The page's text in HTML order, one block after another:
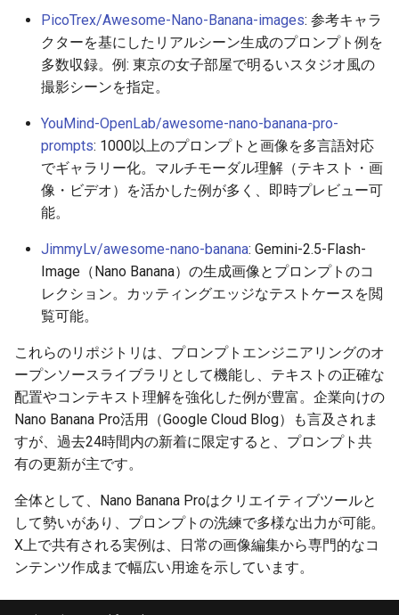
2026-05-20
2026-05-19
2026-05-18
2026-05-17
2026-05-15
2026-05-14
2026-05-12
2026-05-11
2026-05-09
2026-05-08
2026-05-07
2025-11-04
2025-11-03
2025-11-02
2025-11-01
2025-10-30
2025-10-29
2025-10-27
2025-10-26
2025-10-24
2025-10-23
2025-10-22
2026-05-20
2026-05-19
2026-05-18
2026-05-17
2026-05-15
2026-05-14
2026-05-12
2026-05-11
2026-05-09
2026-05-08
2026-05-07
2025-11-04
2025-11-03
2025-11-02
2025-11-01
2025-10-30
2025-10-29
2025-10-27
2025-10-26
2025-10-24
2025-10-23
2025-10-22
2025-11-04
2025-11-03
2025-11-02
2025-11-01
2025-10-31
2025-10-30
2025-10-29
2025-10-27
2025-10-26
2025-10-25
2025-10-24
2025-10-23
2025-10-22
2026-05-16
2026-05-15
2026-05-14
2026-05-13
2026-05-11
2026-05-10
2026-05-08
2026-05-07
2026-05-05
2026-05-04
2026-05-03
2025-11-04
2025-11-03
2025-11-02
2025-11-01
2025-10-30
2025-10-29
2025-10-27
2025-10-26
2025-10-24
2025-10-23
2025-10-22
2026-05-20
2026-05-18
PicoTrex/Awesome-Nano-Banana-images: 参考キャラ
クターを基にしたリアルシーン生成のプロンプト例を
多数収録。例: 東京の女子部屋で明るいスタジオ風の
撮影シーンを指定。
YouMind-OpenLab/awesome-nano-banana-pro-
prompts: 1000以上のプロンプトと画像を多言語対応
でギャラリー化。マルチモーダル理解（テキスト・画
像・ビデオ）を活かした例が多く、即時プレビュー可
能。
JimmyLv/awesome-nano-banana: Gemini-2.5-Flash-
Image（Nano Banana）の生成画像とプロンプトのコ
レクション。カッティングエッジなテストケースを閲
覧可能。
これらのリポジトリは、プロンプトエンジニアリングのオ
ープンソースライブラリとして機能し、テキストの正確な
配置やコンテキスト理解を強化した例が豊富。企業向けの
Nano Banana Pro活用（Google Cloud Blog）も言及されま
すが、過去24時間内の新着に限定すると、プロンプト共
有の更新が主です。
全体として、Nano Banana Proはクリエイティブツールと
して勢いがあり、プロンプトの洗練で多様な出力が可能。
X上で共有される実例は、日常の画像編集から専門的なコ
ンテンツ作成まで幅広い用途を示しています。